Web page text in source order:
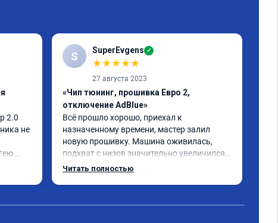
2.0
не
S SuperEvgens ✓
★★★★★
27 августа 2023
«Чип тюнинг, прошивка Евро 2,
отключение AdBlue»
Всё прошло хорошо, приехал к
назначенному времени, мастер залил
новую прошивку. Машина оживилась,
подхват с низов значительно увеличился,
тяга паровозная. Большое спасибо.
Читать полностью